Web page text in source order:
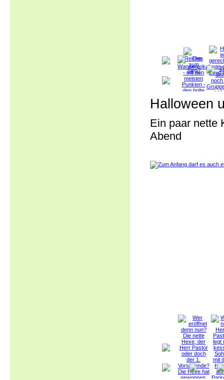
Halloween
Ein paar nette
Abend